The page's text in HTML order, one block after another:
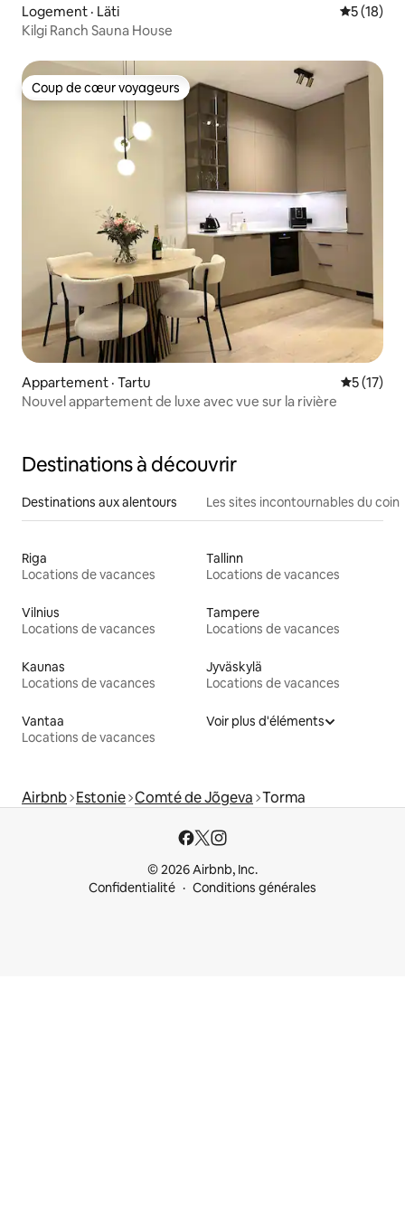
Logement · Läti Note
5 (18)
Kilgi Ranch Sauna House
Coup de cœur voyageurs
Coup de cœur voyageurs
Appartement · Tartu Note
5 (17)
Nouvel appartement de luxe avec vue sur la rivière
Destinations à découvrir
Destinations aux alentours Les sites incontournables du coin
Riga
Locations de vacances
Tallinn
Locations de vacances
Vilnius
Locations de vacances
Tampere
Locations de vacances
Kaunas
Locations de vacances
Jyväskylä
Locations de vacances
Vantaa
Locations de vacances
Voir plus d'éléments
Airbnb Estonie Comté de Jõgeva Torma
© 2026 Airbnb, Inc.
Confidentialité
Conditions générales